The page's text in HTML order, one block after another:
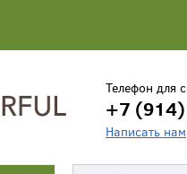
Телефон для
+7
Написать нам